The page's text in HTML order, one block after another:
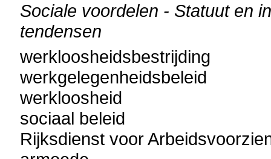
Sociale voordelen - Statuut en
tendensen
werkloosheidsbestrijding
werkgelegenheidsbeleid
werkloosheid
sociaal beleid
Rijksdienst voor